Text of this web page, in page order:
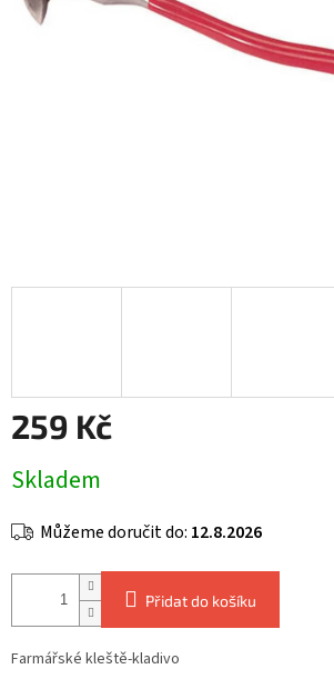
259 Kč
cena:
Skladem
Můžeme doručit do: 12.8.2026
Přidat do košíku
Farmářské kleště-kladivo